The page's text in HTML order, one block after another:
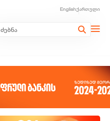
Englishქართული